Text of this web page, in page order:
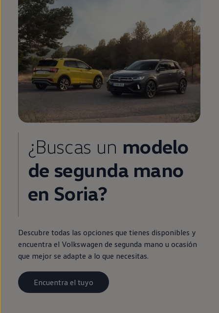
¿Buscas un modelo
de segunda mano
en Soria?
Descubre todas las opciones que tienes disponibles y
encuentra el Volkswagen de segunda mano u ocasión
que mejor se adapte a lo que necesitas.
Encuentra el tuyo